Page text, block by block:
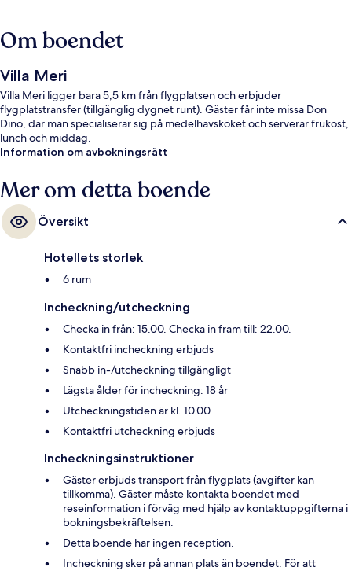
Om boendet
Villa Meri
Villa Meri ligger bara 5,5 km från flygplatsen och erbjuder
flygplatstransfer (tillgänglig dygnet runt). Gäster får inte missa Don
Dino, där man specialiserar sig på medelhavsköket och serverar frukost,
lunch och middag.
Information om avbokningsrätt
Mer om detta boende
Översikt
Hotellets storlek
6 rum
Incheckning/utcheckning
Checka in från: 15.00. Checka in fram till: 22.00.
Kontaktfri incheckning erbjuds
Snabb in-/utcheckning tillgängligt
Lägsta ålder för incheckning: 18 år
Utcheckningstiden är kl. 10.00
Kontaktfri utcheckning erbjuds
Incheckningsinstruktioner
Gäster erbjuds transport från flygplats (avgifter kan
tillkomma). Gäster måste kontakta boendet med
reseinformation i förväg med hjälp av kontaktuppgifterna i
bokningsbekräftelsen.
Detta boende har ingen reception.
Incheckning sker på annan plats än boendet. För att